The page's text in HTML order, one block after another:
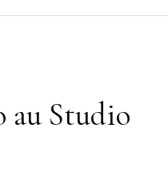
au Studio